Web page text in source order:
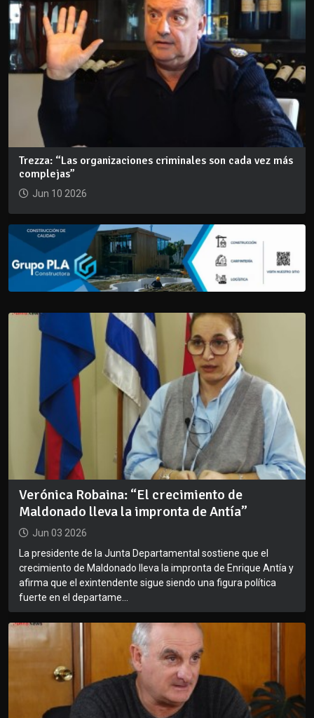
Trezza: “Las organizaciones criminales son cada vez más
complejas”
Jun 10 2026
Verónica Robaina: “El crecimiento de
Maldonado lleva la impronta de Antía”
Jun 03 2026
La presidente de la Junta Departamental sostiene que el
crecimiento de Maldonado lleva la impronta de Enrique Antía y
afirma que el exintendente sigue siendo una figura política
fuerte en el departame...